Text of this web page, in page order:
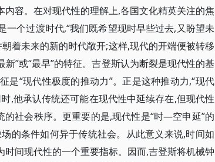
容。在对现代性的理解上,各国文化精英关注的焦
个过渡时代,“我们既希望现时早些过去,又盼望未
着未来的新的时代敞开;这样,现代的开端便被转移
”或“最早”的特征。吉登斯认为断裂是现代性的基
“现代性极度的推动力”。正是这种推动力,“现代
,他承认传统还可能在现代性中延续存在,但现代性
社会秩序。更重要的是,现代性是“时—空申延”的
的条件如何异于传统社会。从此意义来说,时间如
间现代性的一个重要指标。因而,吉登斯将机械钟